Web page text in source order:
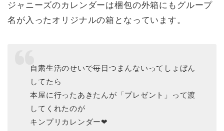
ジャニーズのカレンダーは梱包の外箱にもグループ
名が入ったオリジナルの箱となっています。
自粛生活のせいで毎日つまんないってしょぼん
してたら
本屋に行ったあきたんが「プレゼント」って渡
してくれたのが
キンプリカレンダー❤